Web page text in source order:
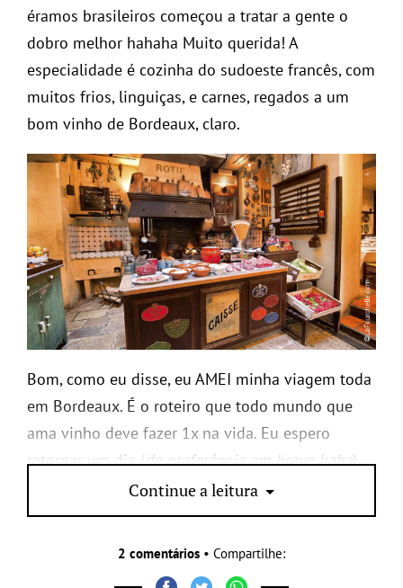
éramos brasileiros começou a tratar a gente o
dobro melhor hahaha Muito querida! A
especialidade é cozinha do sudoeste francês, com
muitos frios, linguiças, e carnes, regados a um
bom vinho de Bordeaux, claro.
Bom, como eu disse, eu AMEI minha viagem toda
em Bordeaux. É o roteiro que todo mundo que
ama vinho deve fazer 1x na vida. Eu espero
retornar um dia (de preferência em breve haha)
pra visitar ainda mais vinícolas.
Continue a leitura
2 comentários • Compartilhe: